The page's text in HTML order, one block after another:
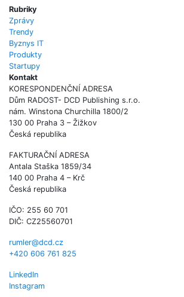
Rubriky
Zprávy
Trendy
Byznys IT
Produkty
Startupy
Kontakt
KORESPONDENČNÍ ADRESA
Dům RADOST- DCD Publishing s.r.o.
nám. Winstona Churchilla 1800/2
130 00 Praha 3 – Žižkov
Česká republika
FAKTURAČNÍ ADRESA
Antala Staška 1859/34
140 00 Praha 4 – Krč
Česká republika
IČO: 255 60 701
DIČ: CZ25560701
rumler@dcd.cz
+420 606 761 825
LinkedIn
Instagram